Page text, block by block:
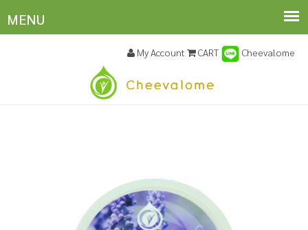
My Account CART Cheevalome